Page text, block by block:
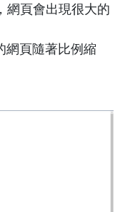
網頁會出現很大的
網頁隨著比例縮